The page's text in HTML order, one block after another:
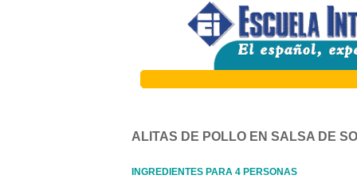
ALITAS DE POLLO EN SALSA DE
INGREDIENTES PARA 4 PERSONAS